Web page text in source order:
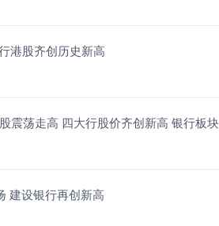
港股齐创历史新高
震荡走高 四大行股价齐创新高 银行板
建设银行再创新高